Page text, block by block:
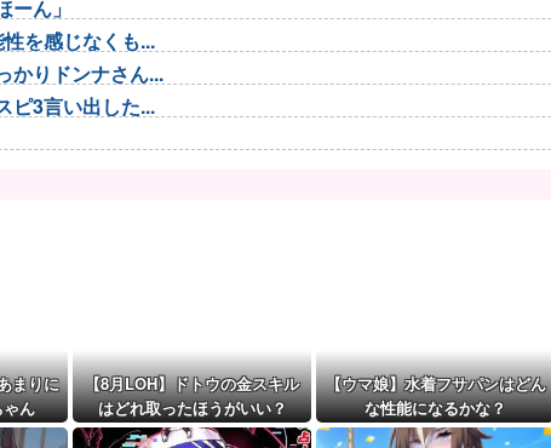
ん」
を感じなくも...
かりドンナさん...
ピ3言い出した...
たゲームの敵...
し強すぎてサ...
中距離先行編成...
まりに
ん
【8月LOH】ドトウの金スキル
はどれ取ったほうがいい？
【ウマ娘】水着フサパンはどん
な性能になるかな？